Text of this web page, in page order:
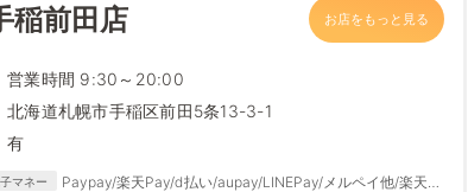
稲前田店 お店をもっと見る
営業時間 9:30～20:00
北海道札幌市手稲区前田5条13-3-1
有
マネー
Paypay/楽天Pay/ⅾ払い/aupay/LINEPay/メルペイ他/楽天